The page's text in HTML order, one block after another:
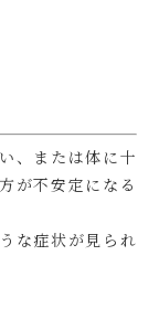
、または体に十
が不安定になる
な症状が見られ